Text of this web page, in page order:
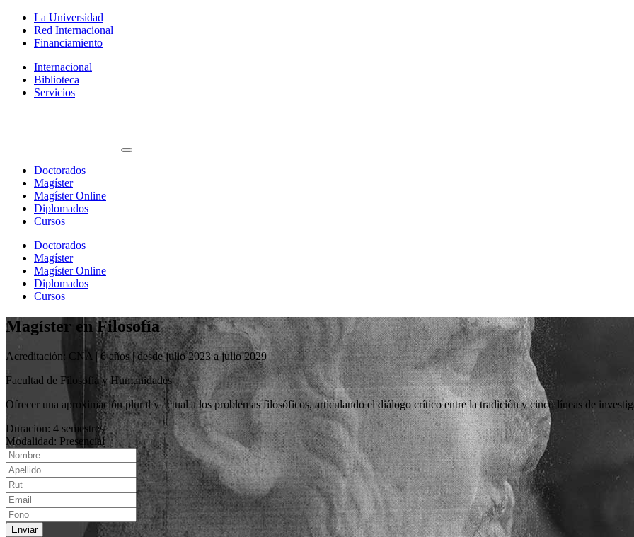
La Universidad
Red Internacional
Financiamiento
Internacional
Biblioteca
Servicios
Doctorados
Magíster
Magíster Online
Diplomados
Cursos
Doctorados
Magíster
Magíster Online
Diplomados
Cursos
Magíster en Filosofía
Acreditación: CNA | 6 años | desde julio 2023 a julio 2029
Facultad de Filosofía y Humanidades
Ofrecer una aproximación plural y actual a los problemas filosóficos, articulando el diálogo crítico entre la tradición y cinco líneas de
Duracion: 4 semestres
Modalidad: Presencial
Enviar